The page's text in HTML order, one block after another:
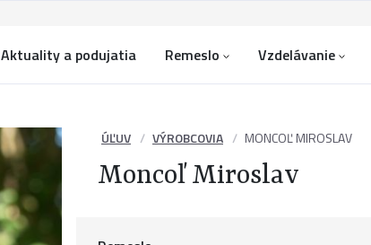
Aktuality a podujatia Remeslo Vzdelávanie
ÚĽUV VÝROBCOVIA MONCOĽ MIROSLAV
Moncoľ Miroslav